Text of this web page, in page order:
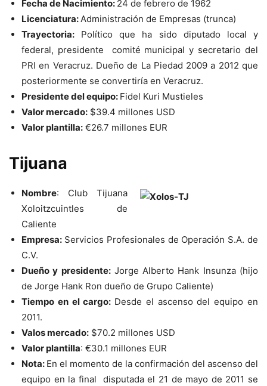
Fecha de Nacimiento: 24 de febrero de 1962
Licenciatura:Administración de Empresas (trunca)
Trayectoria: Político que ha sido diputado local y
federal, presidente comité municipal y secretario del
PRI en Veracruz. Dueño de La Piedad 2009 a 2012 que
posteriormente se convertiría en Veracruz.
Presidente del equipo: Fidel Kuri Mustieles
Valor mercado: $39.4 millones USD
Valor plantilla: €26.7 millones EUR
Tijuana
Nombre: Club Tijuana
Xoloitzcuintles de
Caliente
Empresa: Servicios Profesionales de Operación S.A. de
C.V.
Dueño y presidente:Jorge Alberto Hank Insunza (hijo
de Jorge Hank Ron dueño de Grupo Caliente)
Tiempo en el cargo: Desde el ascenso del equipo en
2011.
Valos mercado: $70.2 millones USD
Valor plantilla: €30.1 millones EUR
Nota: En el momento de la confirmación del ascenso del
equipo en la final disputada el 21 de mayo de 2011 se